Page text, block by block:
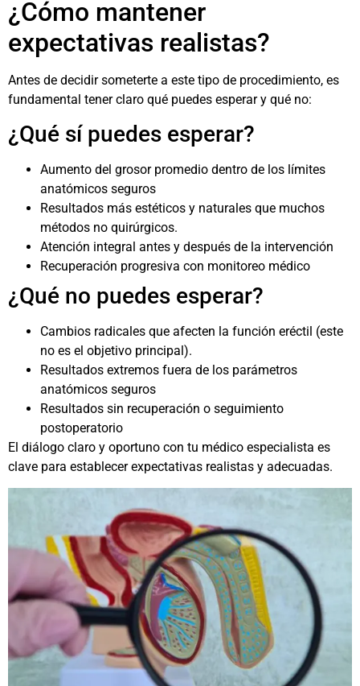
¿Cómo mantener
expectativas realistas?
Antes de decidir someterte a este tipo de procedimiento, es
fundamental tener claro qué puedes esperar y qué no:
¿Qué sí puedes esperar?
Aumento del grosor promedio dentro de los límites
anatómicos seguros
Resultados más estéticos y naturales que muchos
métodos no quirúrgicos.
Atención integral antes y después de la intervención
Recuperación progresiva con monitoreo médico
¿Qué no puedes esperar?
Cambios radicales que afecten la función eréctil (este
no es el objetivo principal).
Resultados extremos fuera de los parámetros
anatómicos seguros
Resultados sin recuperación o seguimiento
postoperatorio
El diálogo claro y oportuno con tu médico especialista es
clave para establecer expectativas realistas y adecuadas.